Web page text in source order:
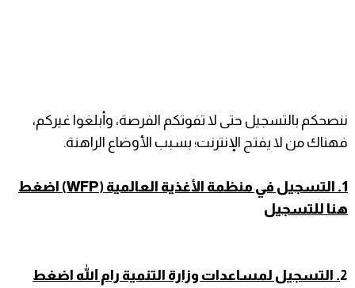
ننصحكم بالتسجيل حتى لا تفوتكم الفرصة، وأبلغوا غيركم،
فهناك من لا يفتح الإنترنت؛ بسبب الأوضاع الراهنة.
1.
التسجيل في منظمة الأغذية العالمية (WFP) اضغط
هنا للتسجيل
2. التسجيل لمساعدات وزارة التنمية رام الله اضغط